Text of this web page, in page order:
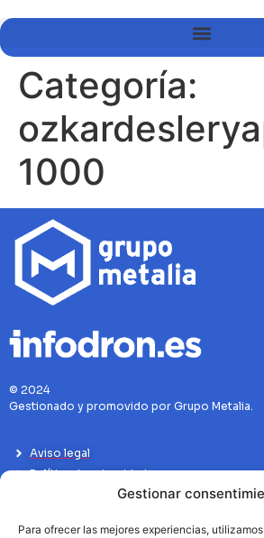
Gestionar
Para ofrecer las mejores experiencias,
Categoría:
1000
© 2024
Gestionado y promovido por Grupo Metalia.
Aviso legal
Política de privacidad
Politíca de Cookies